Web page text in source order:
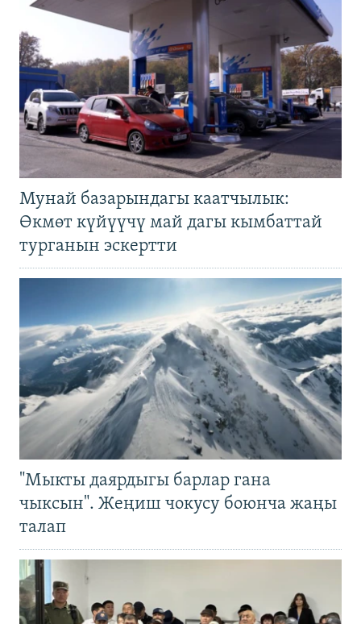
Мунай базарындагы каатчылык:
Өкмөт күйүүчү май дагы кымбаттай
турганын эскертти
"Мыкты даярдыгы барлар гана
чыксын". Жеңиш чокусу боюнча жаңы
талап